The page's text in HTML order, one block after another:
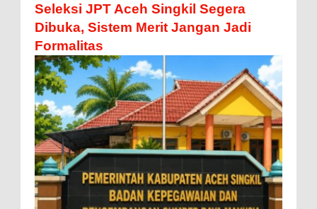
Seleksi JPT Aceh Singkil Segera
Dibuka, Sistem Merit Jangan Jadi
Formalitas